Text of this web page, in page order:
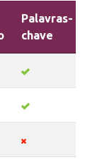
Palavras-
chave